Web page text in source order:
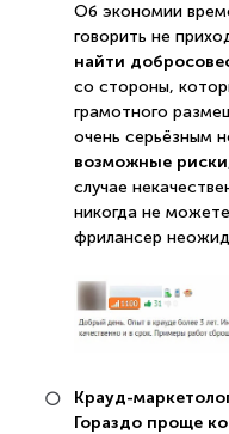
Об экономии
говорить не
найти
со стороны,
грамотного
очень серьёзным
возможные риски
случае
никогда не
фрилансер
Крауд-
Гораздо проще